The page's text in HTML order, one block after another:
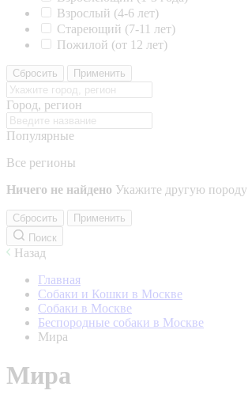
Взрослый (4-6 лет)
Стареющий (7-11 лет)
Пожилой (от 12 лет)
Сбросить Применить
Город, регион
Популярные
Все регионы
Ничего не найдено Укажите другую породу
Сбросить
Применить
Поиск
Назад
Главная
Собаки и Кошки в Москве
Собаки в Москве
Беспородные собаки в Москве
Мира
Мира